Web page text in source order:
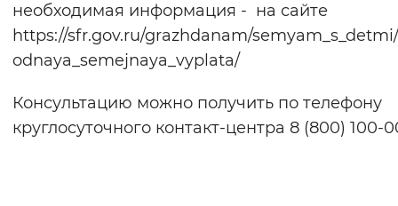
необходимая информация - на сайте
https://sfr.gov.ru/grazhdanam/
odnaya_semejnaya_vyplata/
Консультацию можно получить по телефону
круглосуточного контакт-центра 8 (800) 100-